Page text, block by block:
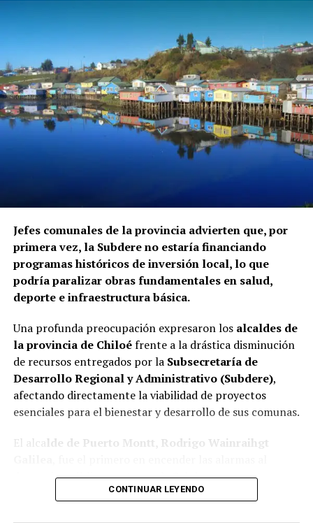
Jefes comunales de la provincia advierten que, por
primera vez, la Subdere no estaría financiando
programas históricos de inversión local, lo que
podría paralizar obras fundamentales en salud,
deporte e infraestructura básica.
Una profunda preocupación expresaron los alcaldes de
la provincia de Chiloéfrente a la drástica disminución
de recursos entregados por la Subsecretaría de
Desarrollo Regional y Administrativo (Subdere),
afectando directamente la viabilidad de proyectos
esenciales para el bienestar y desarrollo de sus comunas.
El alca lde de Puerto Montt, Rodrigo Wainraihgt
denunciar públicamente que la Subdere no cuenta con
fondos para financiar iniciativas del Programa de
CONTINUAR LEYENDO